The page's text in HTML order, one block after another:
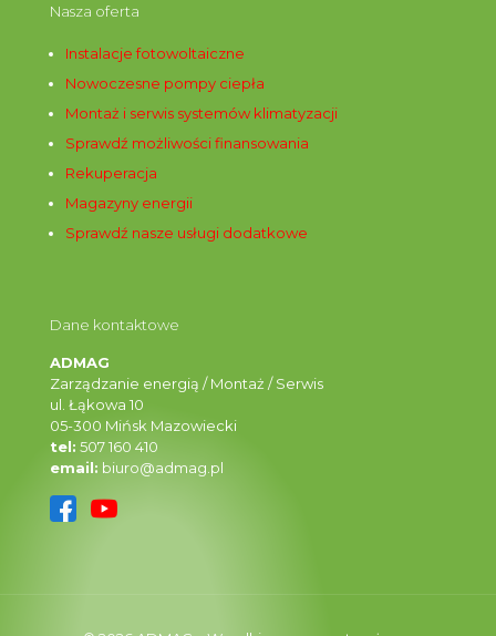
Nasza oferta
Instalacje fotowoltaiczne
Nowoczesne pompy ciepła
Montaż i serwis systemów klimatyzacji
Sprawdź możliwości finansowania
Rekuperacja
Magazyny energii
Sprawdź nasze usługi dodatkowe
Dane kontaktowe
ADMAG
Zarządzanie energią / Montaż / Serwis
ul. Łąkowa 10
05-300 Mińsk Mazowiecki
tel: 507 160 410
email: biuro@admag.pl